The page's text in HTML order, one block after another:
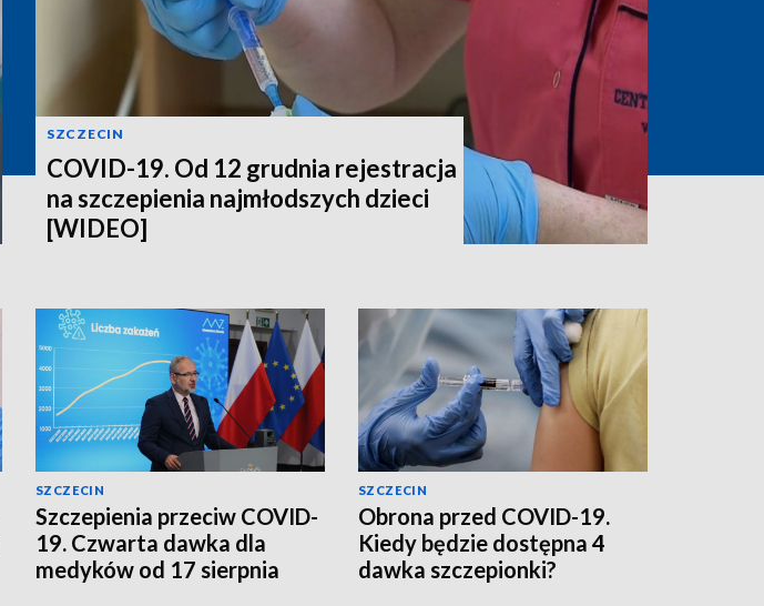
SZCZECIN
COVID-19. Od 12 grudnia rejestracja
na szczepienia najmłodszych dzieci
[WIDEO]
SZCZECIN
Szczepienia przeciw COVID-
19. Czwarta dawka dla
medyków od 17 sierpnia
SZCZECIN
Obrona przed COVID-19.
Kiedy będzie dostępna 4
dawka szczepionki?